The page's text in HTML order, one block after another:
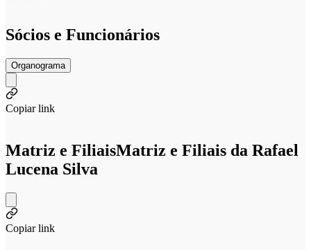
Sócios e Funcionários
Organograma
Copiar link
Matriz e FiliaisMatriz e Filiais da Rafael
Lucena Silva
Copiar link